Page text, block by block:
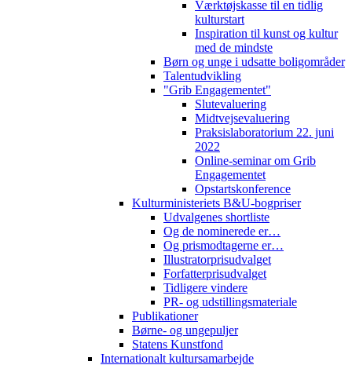
Værktøjskasse til en tidlig
kulturstart
Inspiration til kunst og kultur
med de mindste
Børn og unge i udsatte boligområder
Talentudvikling
"Grib Engagementet"
Slutevaluering
Midtvejsevaluering
Praksislaboratorium 22. juni
2022
Online-seminar om Grib
Engagementet
Opstartskonference
Kulturministeriets B&U-bogpriser
Udvalgenes shortliste
Og de nominerede er…
Og prismodtagerne er…
Illustratorprisudvalget
Forfatterprisudvalget
Tidligere vindere
PR- og udstillingsmateriale
Publikationer
Børne- og ungepuljer
Statens Kunstfond
Internationalt kultursamarbejde